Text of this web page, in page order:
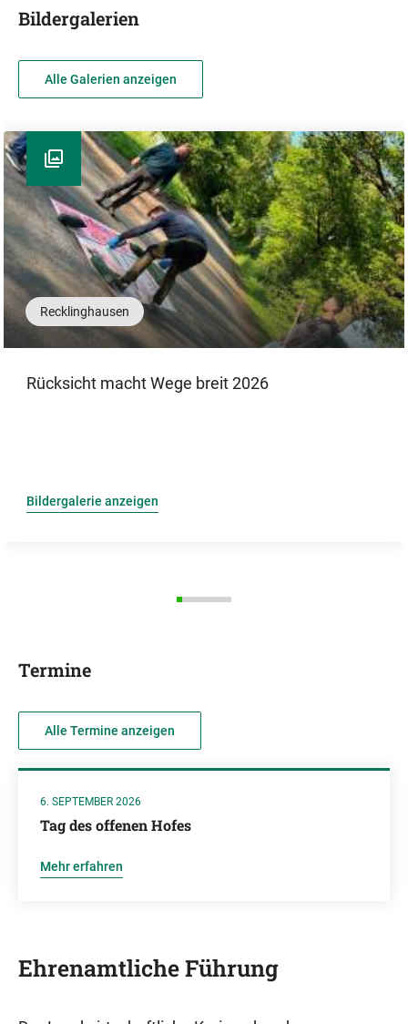
Bildergalerien
Alle Galerien anzeigen
Recklinghausen
Rücksicht macht Wege breit 2026
Bildergalerie anzeigen
Termine
Alle Termine anzeigen
6. SEPTEMBER 2026
Tag des offenen Hofes
Mehr erfahren
Ehrenamtliche Führung